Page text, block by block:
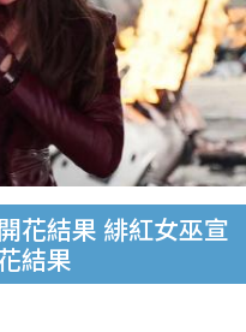
花結果 緋紅女巫宣
結果